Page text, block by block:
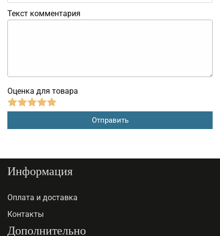
Текст комментария
Оценка для товара
Информация
Оплата и доставка
Контакты
Дополнительно